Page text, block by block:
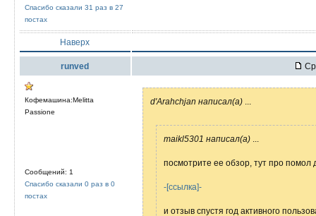
Спасибо сказали 31 раз в 27
постах
Наверх
runved Ср
Кофемашина:Melitta
Passione
Сообщений: 1
Спасибо сказали 0 раз в 0
постах
d'Arahchjan написал(а)
maikl5301 написал(а)
посмотрите ее обзор, тут про помол
-[ссылка]-
и отзыв спустя год активного